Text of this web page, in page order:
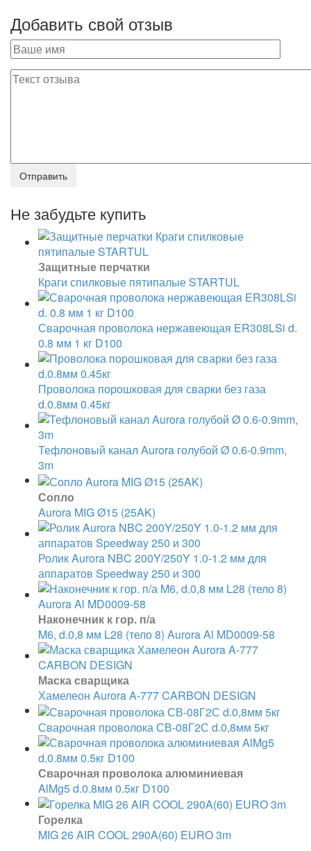
Добавить свой отзыв
Не забудьте купить
Защитные перчатки
Краги спилковые пятипалые STARTUL
Сварочная проволока нержавеющая ER308LSi d.
0.8 мм 1 кг D100
Проволока порошковая для сварки без газа
d.0.8мм 0.45кг
Тефлоновый канал Aurora голубой Ø 0.6-0.9mm,
3m
Сопло
Aurora MIG Ø15 (25AK)
Ролик Aurora NBC 200Y/250Y 1.0-1.2 мм для
аппаратов Speedway 250 и 300
Наконечник к гор. п/а
M6, d.0,8 мм L28 (тело 8) Aurora Al MD0009-58
Маска сварщика
Хамелеон Aurora A-777 CARBON DESIGN
Сварочная проволока СВ-08Г2С d.0,8мм 5кг
Сварочная проволока алюминиевая
AlMg5 d.0.8мм 0.5кг D100
Горелка
MIG 26 AIR COOL 290A(60) EURO 3m